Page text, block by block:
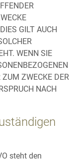
GILT AUCH
WENN SIE
ZWECKE DER
NACH
steht den